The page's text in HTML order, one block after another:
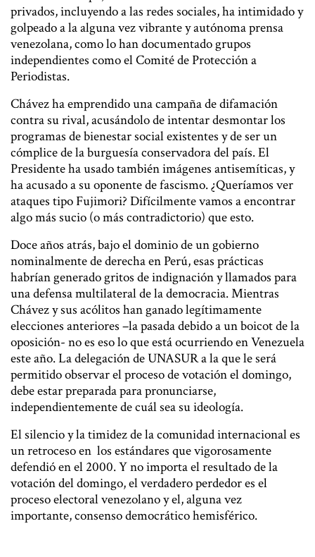
privados, incluyendo a las redes sociales, ha intimidado y
golpeado a la alguna vez vibrante y autónoma prensa
venezolana, como lo han documentado grupos
independientes como el Comité de Protección a
Periodistas.
Chávez ha emprendido una campaña de difamación
contra su rival, acusándolo de intentar desmontar los
programas de bienestar social existentes y de ser un
cómplice de la burguesía conservadora del país. El
Presidente ha usado también imágenes antisemíticas, y
ha acusado a su oponente de fascismo. ¿Queríamos ver
ataques tipo Fujimori? Difícilmente vamos a encontrar
algo más sucio (o más contradictorio) que esto.
Doce años atrás, bajo el dominio de un gobierno
nominalmente de derecha en Perú, esas prácticas
habrían generado gritos de indignación y llamados para
una defensa multilateral de la democracia. Mientras
Chávez y sus acólitos han ganado legítimamente
elecciones anteriores –la pasada debido a un boicot de la
oposición- no es eso lo que está ocurriendo en Venezuela
este año. La delegación de UNASUR a la que le será
permitido observar el proceso de votación el domingo,
debe estar preparada para pronunciarse,
independientemente de cuál sea su ideología.
El silencio y la timidez de la comunidad internacional es
un retroceso en los estándares que vigorosamente
defendió en el 2000. Y no importa el resultado de la
votación del domingo, el verdadero perdedor es el
proceso electoral venezolano y el, alguna vez
importante, consenso democrático hemisférico.